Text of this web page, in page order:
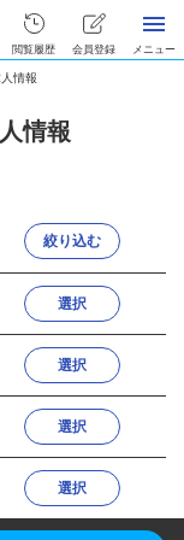
閲覧履歴 会員登録 メニュー
情報
情報
絞り込む
選択
選択
選択
選択